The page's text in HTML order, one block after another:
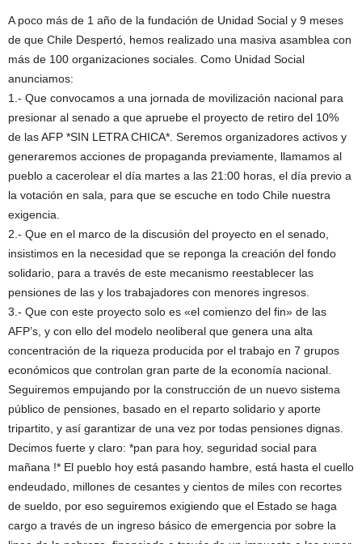
A poco más de 1 año de la fundación de Unidad Social y 9 meses
de que Chile Despertó, hemos realizado una masiva asamblea con
más de 100 organizaciones sociales. Como Unidad Social
anunciamos:
1.- Que convocamos a una jornada de movilización nacional para
presionar al senado a que apruebe el proyecto de retiro del 10%
de las AFP *SIN LETRA CHICA*. Seremos organizadores activos y
generaremos acciones de propaganda previamente, llamamos al
pueblo a cacerolear el día martes a las 21:00 horas, el día previo a
la votación en sala, para que se escuche en todo Chile nuestra
exigencia.
2.- Que en el marco de la discusión del proyecto en el senado,
insistimos en la necesidad que se reponga la creación del fondo
solidario, para a través de este mecanismo reestablecer las
pensiones de las y los trabajadores con menores ingresos.
3.- Que con este proyecto solo es «el comienzo del fin» de las
AFP’s, y con ello del modelo neoliberal que genera una alta
concentración de la riqueza producida por el trabajo en 7 grupos
económicos que controlan gran parte de la economía nacional.
Seguiremos empujando por la construcción de un nuevo sistema
público de pensiones, basado en el reparto solidario y aporte
tripartito, y así garantizar de una vez por todas pensiones dignas.
Decimos fuerte y claro: *pan para hoy, seguridad social para
mañana !* El pueblo hoy está pasando hambre, está hasta el cuello
endeudado, millones de cesantes y cientos de miles con recortes
de sueldo, por eso seguiremos exigiendo que el Estado se haga
cargo a través de un ingreso básico de emergencia por sobre la